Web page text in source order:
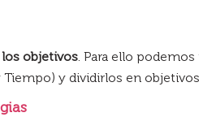
objetivos . Para ello
Tiempo) y dividirlos en